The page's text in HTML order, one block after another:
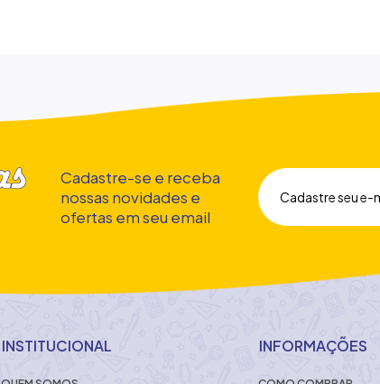
Cadastre-se e receba
nossas novidades e
ofertas em seu email
INSTITUCIONAL INFORMAÇÕES